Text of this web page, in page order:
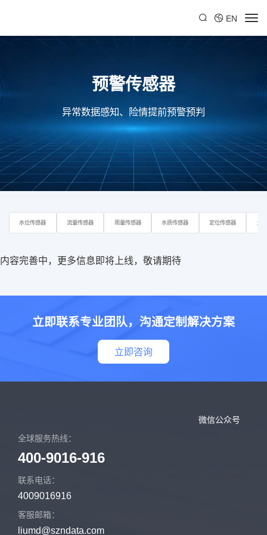
EN
预警传感器
异常数据感知、险情提前预警预判
水位传感器 流量传感器 雨量传感器 水质传感器 定位传感器 土
内容完善中，更多信息即将上线，敬请期待
立即联系专业团队，沟通定制解决方案
立即咨询
微信公众号
全球服务热线：
400-9016-916
联系电话：
4009016916
客服邮箱：
liumd@szndata.com